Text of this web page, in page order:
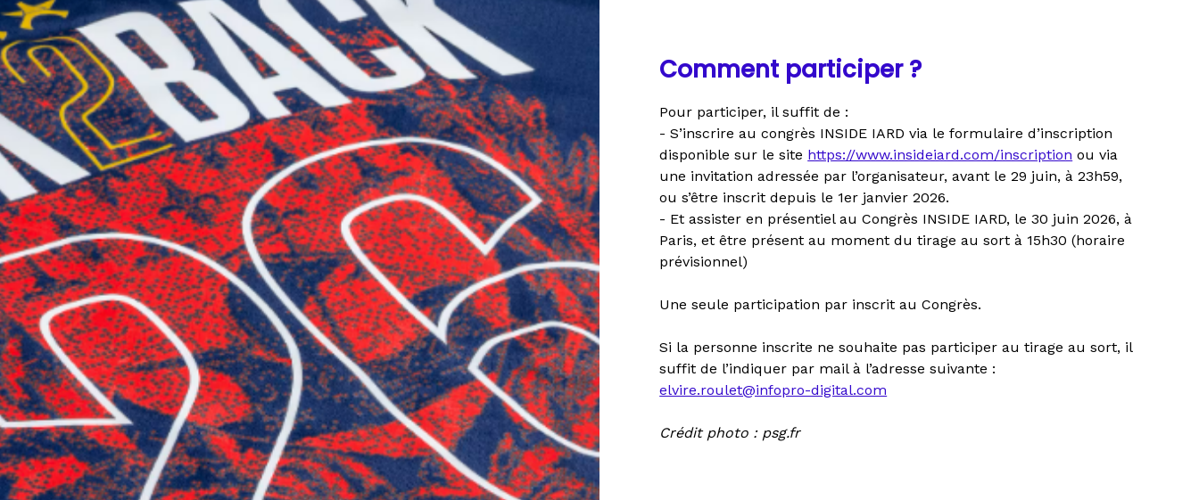
Comment participer ?
Pour participer, il suffit de :
- S’inscrire au congrès INSIDE IARD via le formulaire d’inscription
disponible sur le site https://www.insideiard.com/inscription ou via
une invitation adressée par l’organisateur, avant le 29 juin, à 23h59,
ou s’être inscrit depuis le 1er janvier 2026.
- Et assister en présentiel au Congrès INSIDE IARD, le 30 juin 2026, à
Paris, et être présent au moment du tirage au sort à 15h30 (horaire
prévisionnel)
Une seule participation par inscrit au Congrès.
Si la personne inscrite ne souhaite pas participer au tirage au sort, il
suffit de l’indiquer par mail à l’adresse suivante :
elvire.roulet@infopro-digital.com
Crédit photo : psg.fr